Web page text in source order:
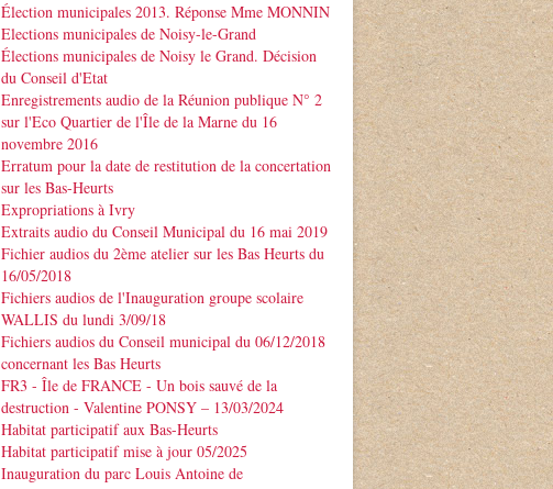
Élection municipales 2013. Réponse Mme MONNIN
Elections municipales de Noisy-le-Grand
Élections municipales de Noisy le Grand. Décision
du Conseil d'Etat
Enregistrements audio de la Réunion publique N° 2
sur l'Eco Quartier de l'Île de la Marne du 16
novembre 2016
Erratum pour la date de restitution de la concertation
sur les Bas-Heurts
Expropriations à Ivry
Extraits audio du Conseil Municipal du 16 mai 2019
Fichier audios du 2ème atelier sur les Bas Heurts du
16/05/2018
Fichiers audios de l'Inauguration groupe scolaire
WALLIS du lundi 3/09/18
Fichiers audios du Conseil municipal du 06/12/2018
concernant les Bas Heurts
FR3 - Île de FRANCE - Un bois sauvé de la
destruction - Valentine PONSY – 13/03/2024
Habitat participatif aux Bas-Heurts
Habitat participatif mise à jour 05/2025
Inauguration du parc Louis Antoine de